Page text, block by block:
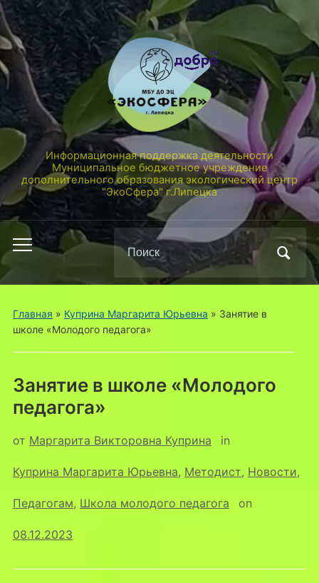
Информационная поддержка деятельности
Муниципальное бюджетное учреждение
дополнительного образования экологический центр
"ЭкоСфера" г.Липецка
Переключить
меню
Поиск
по:
Главная » Куприна Маргарита Юрьевна » Занятие в
школе «Молодого педагога»
Занятие в школе «Молодого
педагога»
от Маргарита Викторовна Куприна in
Куприна Маргарита Юрьевна, Методист, Новости,
Педагогам, Школа молодого педагога on
08.12.2023